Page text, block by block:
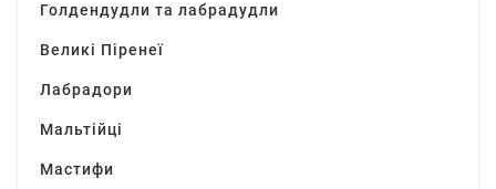
Голдендудли та лабрадудли
Великі Піренеї
Лабрадори
Мальтійці
Мастифи